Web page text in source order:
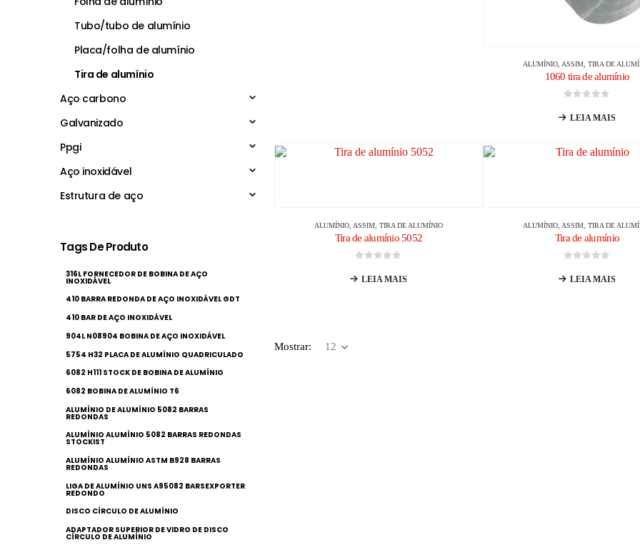
ALUMÍNIO, ASSIM, TIRA DE
1060 tira de alumínio
LEIA MAIS
ALUMÍNIO, ASSIM, TIRA DE ALUMÍNIO
Tira de alumínio 5052
LEIA MAIS
ALUMÍNIO, ASSIM, TIRA DE
Tira de alumínio
LEIA MAIS
Mostrar:
Tubo/tubo de alumínio
Placa/folha de alumínio
Tira de alumínio
Aço carbono
Galvanizado
Ppgi
Aço inoxidável
Estrutura de aço
Tags De Produto
316L FORNECEDOR DE BOBINA DE AÇO
INOXIDÁVEL
410 BARRA REDONDA DE AÇO INOXIDÁVEL GDT
410 BAR DE AÇO INOXIDÁVEL
904L N08904 BOBINA DE AÇO INOXIDÁVEL
5754 H32 PLACA DE ALUMÍNIO QUADRICULADO
6082 H111 STOCK DE BOBINA DE ALUMÍNIO
6082 BOBINA DE ALUMÍNIO T6
ALUMÍNIO DE ALUMÍNIO 5082 BARRAS
REDONDAS
ALUMÍNIO ALUMÍNIO 5082 BARRAS REDONDAS
STOCKIST
ALUMÍNIO ALUMÍNIO ASTM B928 BARRAS
REDONDAS
LIGA DE ALUMÍNIO UNS A95082 BARSEXPORTER
REDONDO
DISCO CÍRCULO DE ALUMÍNIO
ADAPTADOR SUPERIOR DE VIDRO DE DISCO
CÍRCULO DE ALUMÍNIO